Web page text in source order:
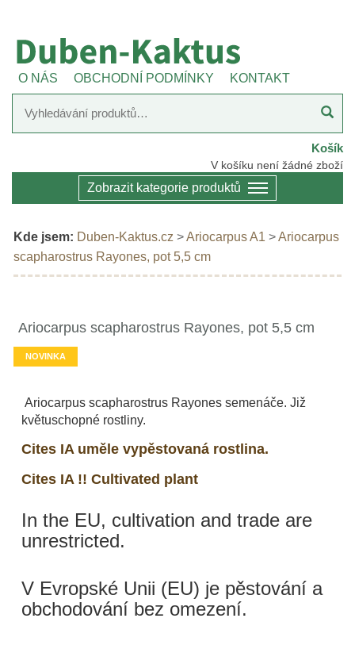
O NÁS OBCHODNÍ PODMÍNKY KONTAKT
Košík
V košíku není žádné zboží
Zobrazit kategorie produktů
Kde jsem: Duben-Kaktus.cz >Ariocarpus A1 >Ariocarpus
scapharostrus Rayones, pot 5,5 cm
Ariocarpus scapharostrus Rayones, pot 5,5 cm
NOVINKA
Ariocarpus scapharostrus Rayones semenáče. Již
květuschopné rostliny.
Cites IA uměle vypěstovaná rostlina.
Cites IA !! Cultivated plant
In the EU, cultivation and trade are
unrestricted.
V Evropské Unii (EU) je pěstování a
obchodování bez omezení.